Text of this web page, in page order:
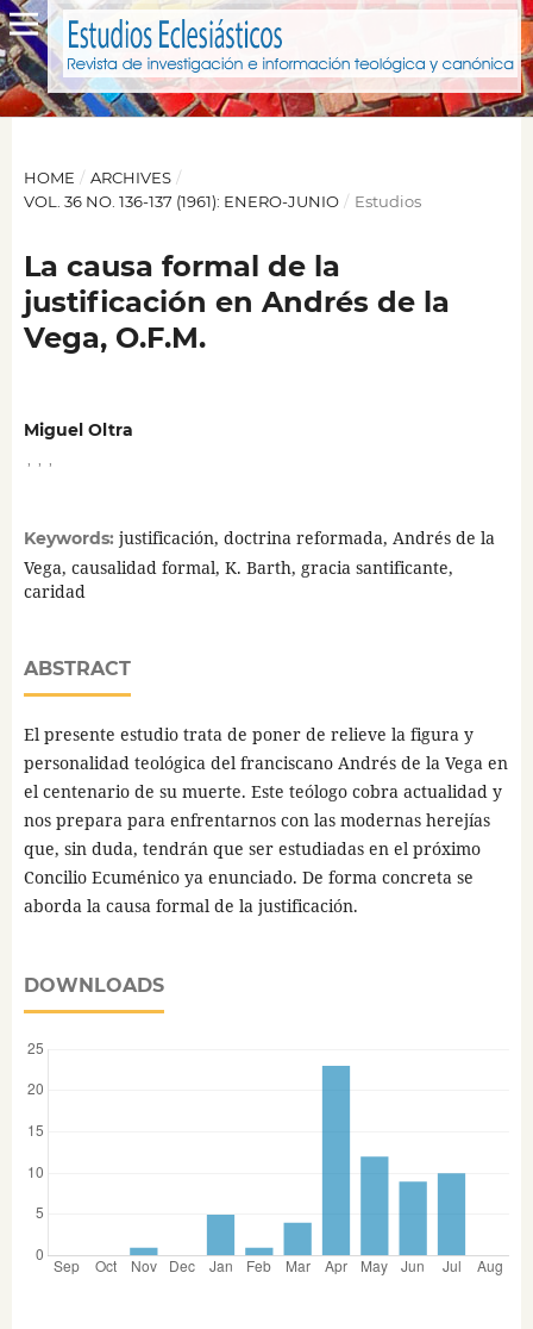
HOME / ARCHIVES /
VOL. 36 NO. 136-137 (1961): ENERO-JUNIO / Estudios
La causa formal de la
justificación en Andrés de la
Vega, O.F.M.
Miguel Oltra
Keywords: justificación, doctrina reformada, Andrés de la
Vega, causalidad formal, K. Barth, gracia santificante,
caridad
ABSTRACT
El presente estudio trata de poner de relieve la figura y
personalidad teológica del franciscano Andrés de la Vega en
el centenario de su muerte. Este teólogo cobra actualidad y
nos prepara para enfrentarnos con las modernas herejías
que, sin duda, tendrán que ser estudiadas en el próximo
Concilio Ecuménico ya enunciado. De forma concreta se
aborda la causa formal de la justificación.
DOWNLOADS